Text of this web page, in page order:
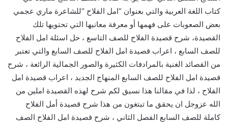
كتاب اللغة العربية والتي بعنوان “امل الفلاح “للشاعرة ماري عجمي
بعض الصعوبات على فهمها أو معرفة معانيها التي تحتويها تلك
القصيدة، شرح قصيدة الفلاح للصف التاسع ، حل اسئلة امل الفلاح
للصف السابع ، اعراب قصيدة امل الفلاح للصف السابع والتي تعتبر
من القصائد الغنية بالمرادفات الكثيرة والصور الجمالية الرائعة ، شرح
قصيدة امل الفلاح للصف السابع المنهاج الجديد ، اعراب قصيدة امل
الفلاح ، لذا في مقالنا هذا نسيق لكم شرح لهذه القصيدة املين من
الله عزوجل ان يحقق ما تبتغون من هذا شرح قصيدة أمل الفلاح
كاملة للصف السابع الفصل الثاني ، شرح قصيدة امل الفلاح الصف